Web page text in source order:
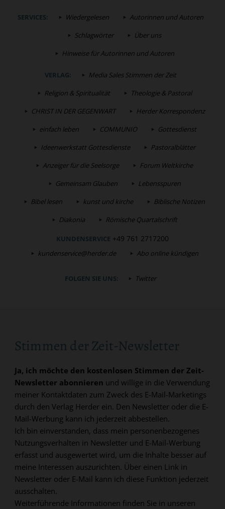
SERVICES: Wiedergelesen
Autorinnen und Autoren
Schlagwörter
Über uns
Hinweise für Autorinnen und Autoren
VERLAG:
Media Sales Stimmen der Zeit
Religion & Spiritualität
Theologie & Pastoral
CHRIST IN DER GEGENWART
Herder Korrespondenz
einfach leben
COMMUNIO
Gottesdienst
Ideenwerkstatt Gottesdienste
Pastoralblätter
Anzeiger für die Seelsorge
Forum Weltkirche
Gemeinsam Glauben
Lebensspuren
Bibel lesen
kunst und kirche
Biblische Notizen
Diakonia
Römische Quartalschrift
KUNDENSERVICE +49 761 2717200
kundenservice@herder.de Abo online kündigen
FOLGEN SIE UNS: Twitter
Stimmen der Zeit-Newsletter
Ja, ich möchte den kostenlosen Stimmen der Zeit-
Newsletter abonnieren und willige in die Verwendung
meiner Kontaktdaten zum Zweck des E-Mail-Marketings
durch den Verlag Herder ein. Den Newsletter oder die E-
Mail-Werbung kann ich jederzeit abbestellen.
Ich bin einverstanden, dass mein personenbezogenes
Nutzungsverhalten in Newsletter und E-Mail-Werbung
erfasst und ausgewertet wird, um die Inhalte besser auf
meine Interessen auszurichten. Über einen Link in
Newsletter oder E-Mail kann ich diese Funktion jederzeit
ausschalten.
Weiterführende Informationen finden Sie in unseren